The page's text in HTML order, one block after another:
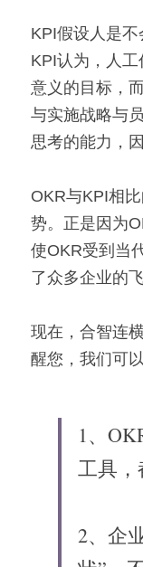
KPI假设人是不
KPI认为，人
意义的目标，
与实施战略与
思考的能力，
OKR与KPI相
势。正是因为
使OKR受到当
了众多企业的
现在，合智连
醒您，我们可
1、
工具，
2、企